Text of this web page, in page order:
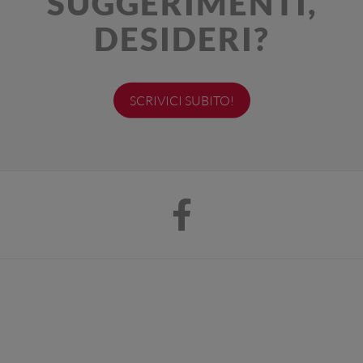
DESIDERI?
SCRIVICI SUBITO!